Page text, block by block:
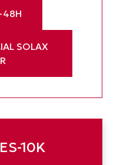
48H
SOLAX
10K